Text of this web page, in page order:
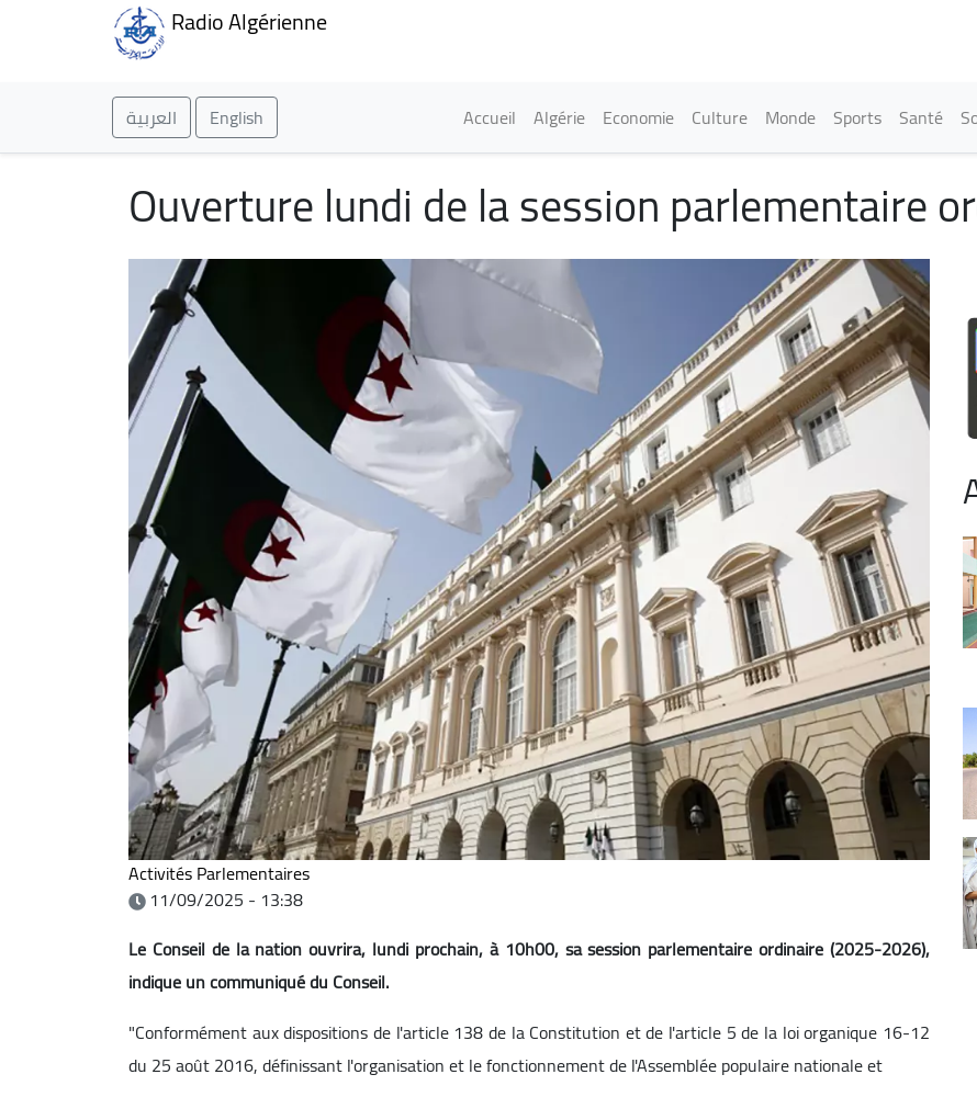
Radio Algérienne
العربية English Main navigation
Accueil Algérie Economie Culture Monde Sports Santé
Ouverture lundi de la session parlementaire
Activités Parlementaires
11/09/2025 - 13:38
Le Conseil de la nation ouvrira, lundi prochain, à 10h00, sa session parlementaire ordinaire (2025-2026),
indique un communiqué du Conseil.
"Conformément aux dispositions de l'article 138 de la Constitution et de l'article 5 de la loi organique 16-12
du 25 août 2016, définissant l'organisation et le fonctionnement de l'Assemblée populaire nationale et